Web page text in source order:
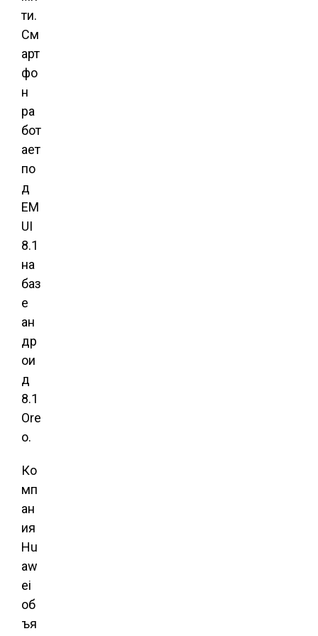
ти.
См
арт
фо
н
ра
бот
ает
по
д
EM
UI
8.1
на
баз
е
ан
др
ои
д
8.1
Ore
o.
Ко
мп
ан
ия
Hu
aw
ei
об
ъя